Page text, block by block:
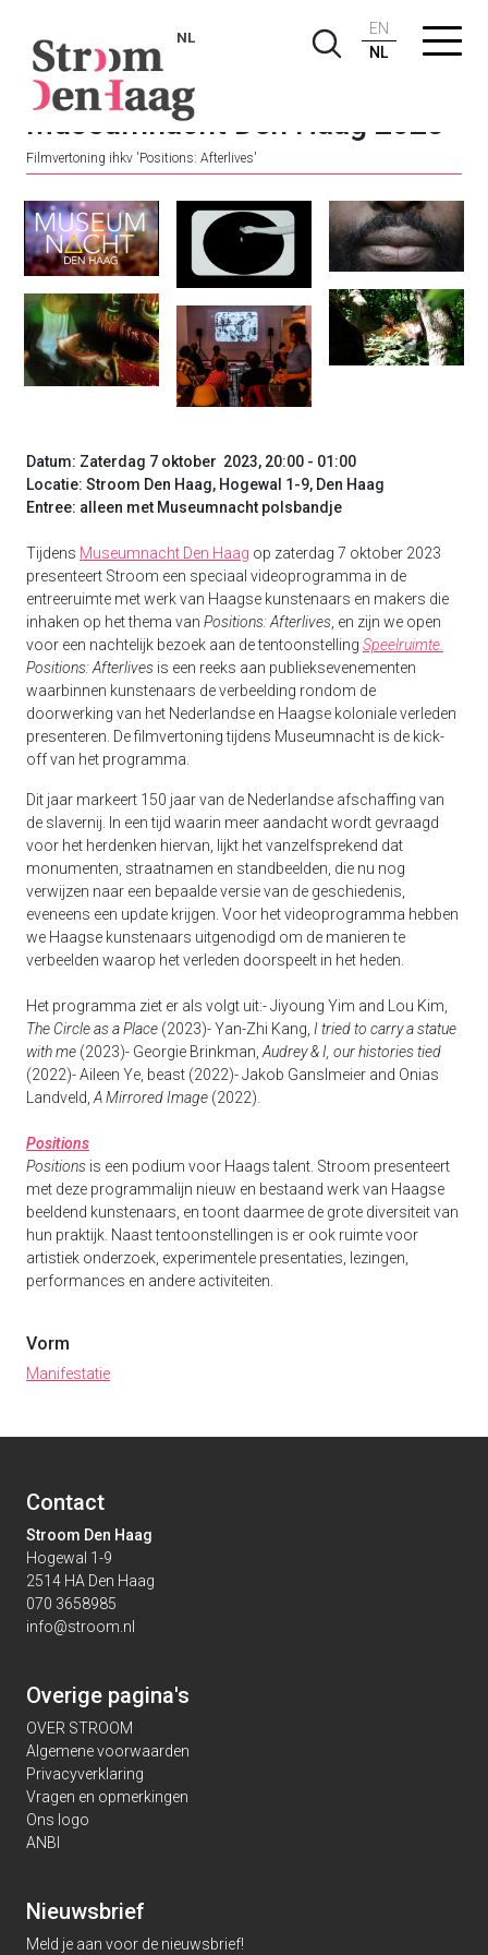
NL
EN
NL
Museumnacht Den Haag 2023
Filmvertoning ihkv 'Positions: Afterlives'
Datum: Zaterdag 7 oktober 2023, 20:00 - 01:00
Locatie: Stroom Den Haag, Hogewal 1-9, Den Haag
Entree: alleen met Museumnacht polsbandje
Tijdens Museumnacht Den Haag op zaterdag 7 oktober 2023
presenteert Stroom een speciaal videoprogramma in de
entreeruimte met werk van Haagse kunstenaars en makers die
inhaken op het thema van Positions: Afterlives , en zijn we open
voor een nachtelijk bezoek aan de tentoonstelling Speelruimte
Positions: Afterlives is een reeks aan publieksevenementen
waarbinnen kunstenaars de verbeelding rondom de
doorwerking van het Nederlandse en Haagse koloniale verleden
presenteren. De filmvertoning tijdens Museumnacht is de kick-
off van het programma.
Dit jaar markeert 150 jaar van de Nederlandse afschaffing van
de slavernij. In een tijd waarin meer aandacht wordt gevraagd
voor het herdenken hiervan, lijkt het vanzelfsprekend dat
monumenten, straatnamen en standbeelden, die nu nog
verwijzen naar een bepaalde versie van de geschiedenis,
eveneens een update krijgen. Voor het videoprogramma hebben
we Haagse kunstenaars uitgenodigd om de manieren te
verbeelden waarop het verleden doorspeelt in het heden.
Het programma ziet er als volgt uit:- Jiyoung Yim and Lou Kim,
The Circle as a Place (2023)- Yan-Zhi Kang, I tried to carry a statue
with me (2023)- Georgie Brinkman, Audrey & I, our histories tied
(2022)- Aileen Ye, beast (2022)- Jakob Ganslmeier and Onias
Landveld, A Mirrored Image (2022).
Positions
Positions is een podium voor Haags talent. Stroom presenteert
met deze programmalijn nieuw en bestaand werk van Haagse
beeldend kunstenaars, en toont daarmee de grote diversiteit van
hun praktijk. Naast tentoonstellingen is er ook ruimte voor
artistiek onderzoek, experimentele presentaties, lezingen,
performances en andere activiteiten.
Vorm
Manifestatie
Contact
Stroom Den Haag
Hogewal 1-9
2514 HA Den Haag
070 3658985
info@stroom.nl
Overige pagina's
OVER STROOM
Algemene voorwaarden
Privacyverklaring
Vragen en opmerkingen
Ons logo
ANBI
Nieuwsbrief
Meld je aan voor de nieuwsbrief!